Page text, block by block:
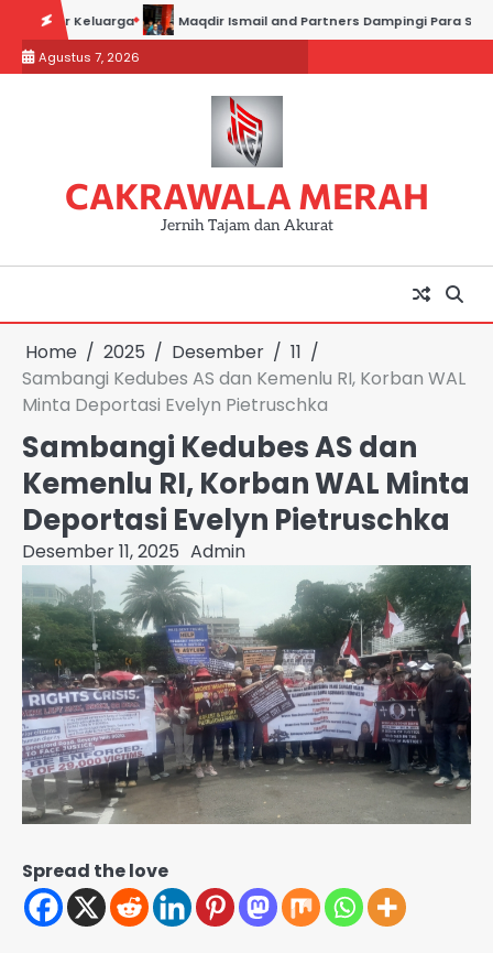
content
Maqdir Ismail and Partners Dampingi Para Saksi Hadiri
Agustus 7, 2026
CAKRAWALA MERAH
Jernih Tajam dan Akurat
Home 2025 Desember
11
Sambangi Kedubes AS dan Kemenlu RI, Korban WAL
Minta Deportasi Evelyn Pietruschka
Sambangi Kedubes AS dan
Kemenlu RI, Korban WAL Minta
Deportasi Evelyn Pietruschka
Desember 11, 2025 Admin
Spread the love